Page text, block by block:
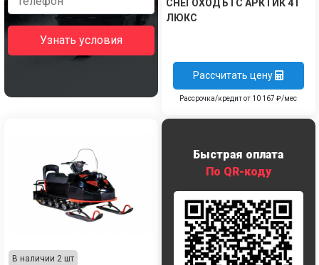
Узнать условия
СНЕГОХОД БТС АРКТИК 4Т
ЛЮКС
Рассчитать цену
Рассрочка/кредит от 10 167 ₽/мес
В наличии 2 шт
Быстрая оплата
По QR-коду